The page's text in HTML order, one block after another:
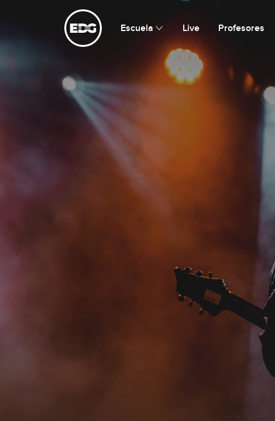
Escuela Live Profesores
Escuela de Guitarristas